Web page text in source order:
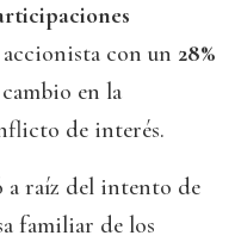
con un 28%
en la
de interés.
a raíz del intento de
familiar de los